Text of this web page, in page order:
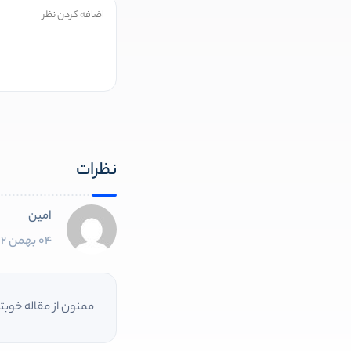
نظرات
امین
04 بهمن 1402
ممنون از مقاله